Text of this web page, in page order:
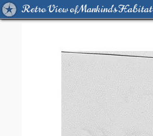
Retro View of Mankind's Habitat